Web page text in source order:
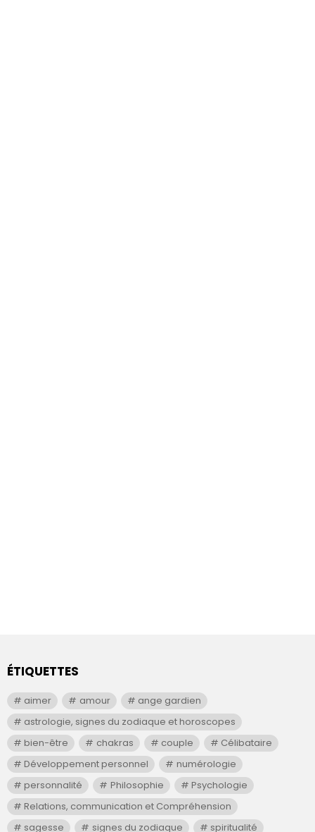
ÉTIQUETTES
aimer amour
ange gardien
astrologie, signes du zodiaque et horoscopes
bien-être
chakras couple
Célibataire
Développement personnel
numérologie
personnalité
Philosophie
Psychologie
Relations, communication et Compréhension
sagesse
signes du zodiaque spiritualité